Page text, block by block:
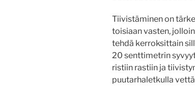
Tiivistäminen on
toisiaan vasten,
tehdä kerroksittain
20 senttimetrin
ristiin rastiin ja
puutarhaletkulla